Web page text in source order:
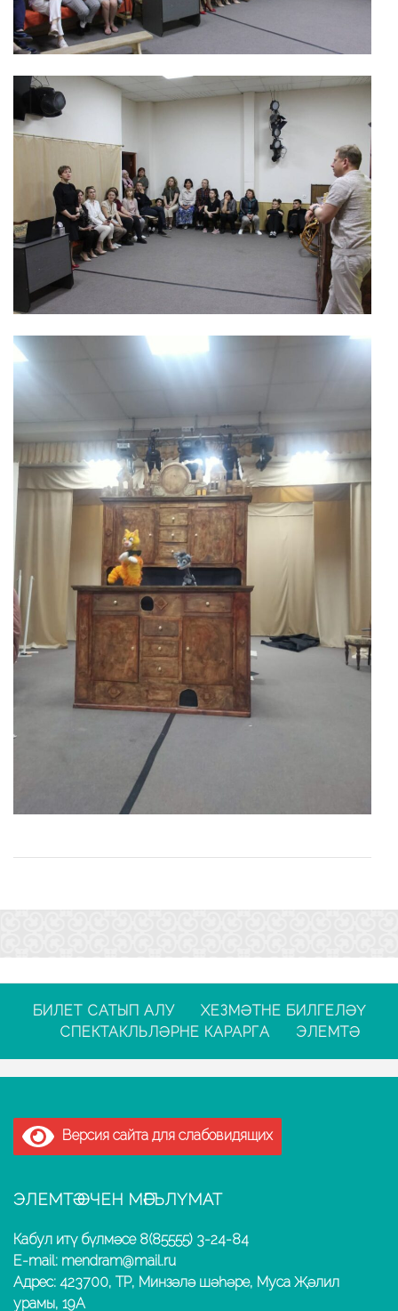
БИЛЕТ САТЫП АЛУ
ХЕЗМӘТНЕ БИЛГЕЛӘҮ
СПЕКТАКЛЬЛӘРНЕ КАРАРГА
ЭЛЕМТӘ
Версия сайта для слабовидящих
ЭЛЕМТӘ ӨЧЕН МӘГЪЛҮМАТ
Кабул итү бүлмәсе 8(85555) 3-24-84
E-mail: mendram@mail.ru
Адрес: 423700, ТР, Минзәлә шәһәре, Муса Җәлил
урамы, 19А